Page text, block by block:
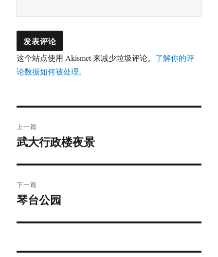
这个站点使用 Akismet 来减少垃圾评论。 了解你的评
论数据如何被处理。
章
航
上一篇
上
文
章：
武大行政楼夜景
下一篇
下
文
琴台公园